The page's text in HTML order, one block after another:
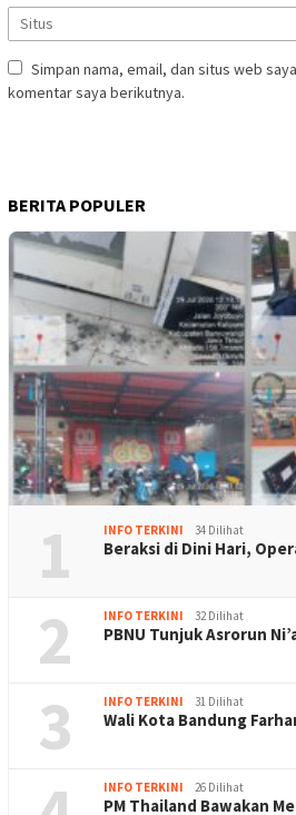
Simpan nama, email, dan situs web
komentar saya berikutnya.
BERITA POPULER
1 INFO TERKINI 34 Dilihat
Beraksi di Dini Hari,
2 INFO TERKINI 32 Dilihat
PBNU Tunjuk Asrorun
3 INFO TERKINI 31 Dilihat
Wali Kota Bandung
INFO TERKINI 26 Dilihat
PM Thailand Bawakan